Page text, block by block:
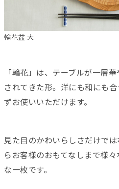
輪花盆 大
「輪花」は、テーブルが一層
されてきた形。洋にも和にも
ずお使いいただけます。
見た目のかわいらしさだけで
らお客様のおもてなしまで様
な一枚です。